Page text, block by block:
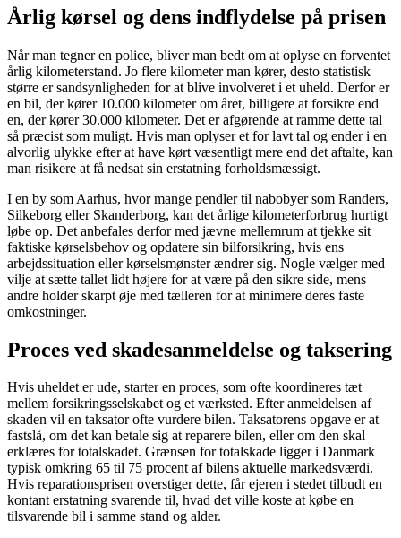
Årlig kørsel og dens indflydelse på prisen
Når man tegner en police, bliver man bedt om at oplyse en forventet
årlig kilometerstand. Jo flere kilometer man kører, desto statistisk
større er sandsynligheden for at blive involveret i et uheld. Derfor er
en bil, der kører 10.000 kilometer om året, billigere at forsikre end
en, der kører 30.000 kilometer. Det er afgørende at ramme dette tal
så præcist som muligt. Hvis man oplyser et for lavt tal og ender i en
alvorlig ulykke efter at have kørt væsentligt mere end det aftalte, kan
man risikere at få nedsat sin erstatning forholdsmæssigt.
I en by som Aarhus, hvor mange pendler til nabobyer som Randers,
Silkeborg eller Skanderborg, kan det årlige kilometerforbrug hurtigt
løbe op. Det anbefales derfor med jævne mellemrum at tjekke sit
faktiske kørselsbehov og opdatere sin bilforsikring, hvis ens
arbejdssituation eller kørselsmønster ændrer sig. Nogle vælger med
vilje at sætte tallet lidt højere for at være på den sikre side, mens
andre holder skarpt øje med tælleren for at minimere deres faste
omkostninger.
Proces ved skadesanmeldelse og taksering
Hvis uheldet er ude, starter en proces, som ofte koordineres tæt
mellem forsikringsselskabet og et værksted. Efter anmeldelsen af
skaden vil en taksator ofte vurdere bilen. Taksatorens opgave er at
fastslå, om det kan betale sig at reparere bilen, eller om den skal
erklæres for totalskadet. Grænsen for totalskade ligger i Danmark
typisk omkring 65 til 75 procent af bilens aktuelle markedsværdi.
Hvis reparationsprisen overstiger dette, får ejeren i stedet tilbudt en
kontant erstatning svarende til, hvad det ville koste at købe en
tilsvarende bil i samme stand og alder.